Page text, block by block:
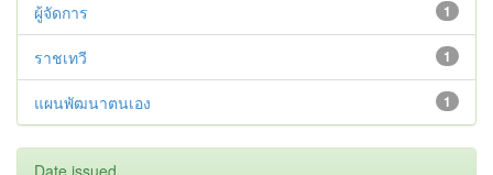
1
ผู้จัดการ
1
ราชเทวี
1
แผนพัฒนาตนเอง
Date issued